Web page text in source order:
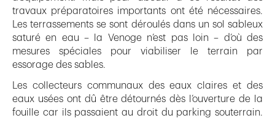
travaux préparatoires importants ont été nécessaires.
Les terrassements se sont déroulés dans un sol sableux
saturé en eau – la Venoge n’est pas loin – d’où des
mesures spéciales pour viabiliser le terrain par
essorage des sables.
Les collecteurs communaux des eaux claires et des
eaux usées ont dû être détournés dès l’ouverture de la
fouille car ils passaient au droit du parking souterrain.